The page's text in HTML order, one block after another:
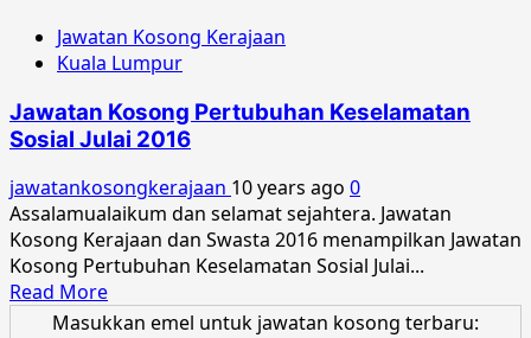
Jawatan Kosong Kerajaan
Kuala Lumpur
Jawatan Kosong Pertubuhan Keselamatan
Sosial Julai 2016
jawatankosongkerajaan 10 years ago 0
Assalamualaikum dan selamat sejahtera. Jawatan
Kosong Kerajaan dan Swasta 2016 menampilkan Jawatan
Kosong Pertubuhan Keselamatan Sosial Julai...
Read MoreRead
more
Masukkan emel untuk jawatan kosong terbaru: